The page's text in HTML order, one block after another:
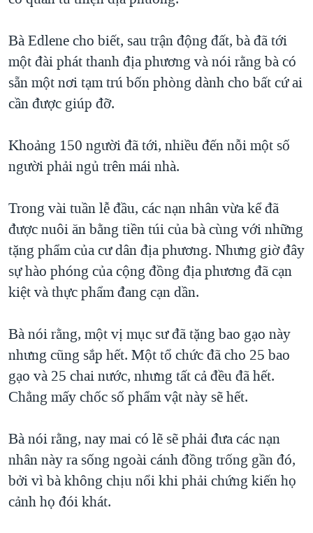
Bà Edlene cho biết, sau trận động đất, bà đã tới
một đài phát thanh địa phương và nói rằng bà có
sẵn một nơi tạm trú bốn phòng dành cho bất cứ ai
cần được giúp đỡ.
Khoảng 150 người đã tới, nhiều đến nỗi một số
người phải ngủ trên mái nhà.
Trong vài tuần lễ đầu, các nạn nhân vừa kể đã
được nuôi ăn bằng tiền túi của bà cùng với những
tặng phẩm của cư dân địa phương. Nhưng giờ đây
sự hào phóng của cộng đồng địa phương đã cạn
kiệt và thực phẩm đang cạn dần.
Bà nói rằng, một vị mục sư đã tặng bao gạo này
nhưng cũng sắp hết. Một tổ chức đã cho 25 bao
gạo và 25 chai nước, nhưng tất cả đều đã hết.
Chẳng mấy chốc số phẩm vật này sẽ hết.
Bà nói rằng, nay mai có lẽ sẽ phải đưa các nạn
nhân này ra sống ngoài cánh đồng trống gần đó,
bởi vì bà không chịu nổi khi phải chứng kiến họ
cảnh họ đói khát.